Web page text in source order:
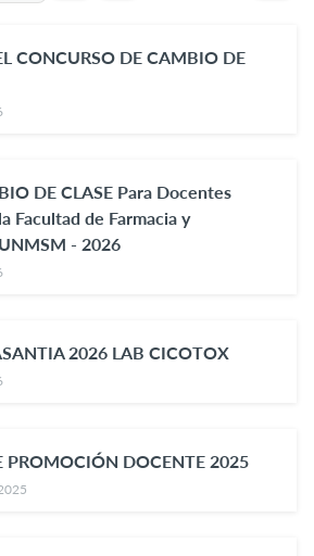
CONCURSO DE CAMBIO DE
DE CLASE Para Docentes
Facultad de Farmacia y
- 2026
2026 LAB CICOTOX
PROMOCIÓN DOCENTE 2025